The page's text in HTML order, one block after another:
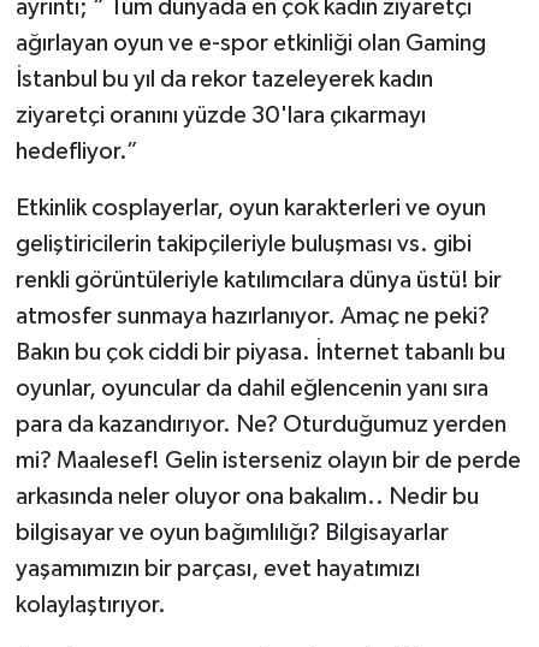
ayrıntı; “ Tüm dünyada en çok kadın ziyaretçi
ağırlayan oyun ve e-spor etkinliği olan Gaming
İstanbul bu yıl da rekor tazeleyerek kadın
ziyaretçi oranını yüzde 30'lara çıkarmayı
hedefliyor.”
Etkinlik cosplayerlar, oyun karakterleri ve oyun
geliştiricilerin takipçileriyle buluşması vs. gibi
renkli görüntüleriyle katılımcılara dünya üstü! bir
atmosfer sunmaya hazırlanıyor. Amaç ne peki?
Bakın bu çok ciddi bir piyasa. İnternet tabanlı bu
oyunlar, oyuncular da dahil eğlencenin yanı sıra
para da kazandırıyor. Ne? Oturduğumuz yerden
mi? Maalesef! Gelin isterseniz olayın bir de perde
arkasında neler oluyor ona bakalım.. Nedir bu
bilgisayar ve oyun bağımlılığı? Bilgisayarlar
yaşamımızın bir parçası, evet hayatımızı
kolaylaştırıyor.